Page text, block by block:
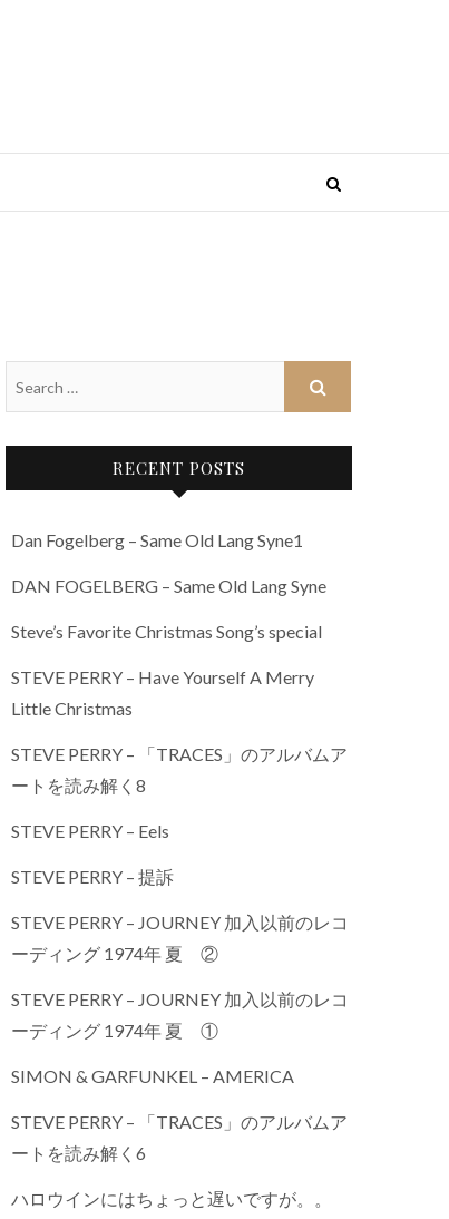
RECENT POSTS
Dan Fogelberg – Same Old Lang Syne1
DAN FOGELBERG – Same Old Lang Syne
Steve’s Favorite Christmas Song’s special
STEVE PERRY – Have Yourself A Merry
Little Christmas
STEVE PERRY – 「TRACES」のアルバムア
ートを読み解く8
STEVE PERRY – Eels
STEVE PERRY – 提訴
STEVE PERRY – JOURNEY 加入以前のレコ
ーディング 1974年 夏 ②
STEVE PERRY – JOURNEY 加入以前のレコ
ーディング 1974年 夏 ①
SIMON & GARFUNKEL – AMERICA
STEVE PERRY – 「TRACES」のアルバムア
ートを読み解く6
ハロウインにはちょっと遅いですが。。